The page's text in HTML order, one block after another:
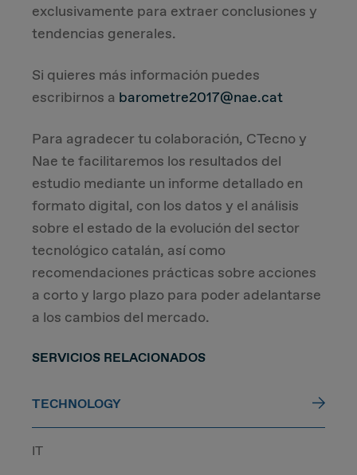
exclusivamente para extraer conclusiones y
tendencias generales.
Si quieres más información puedes
escribirnos a barometre2017@nae.cat
Para agradecer tu colaboración, CTecno y
Nae te facilitaremos los resultados del
estudio mediante un informe detallado en
formato digital, con los datos y el análisis
sobre el estado de la evolución del sector
tecnológico catalán, así como
recomendaciones prácticas sobre acciones
a corto y largo plazo para poder adelantarse
a los cambios del mercado.
SERVICIOS RELACIONADOS
TECHNOLOGY
IT